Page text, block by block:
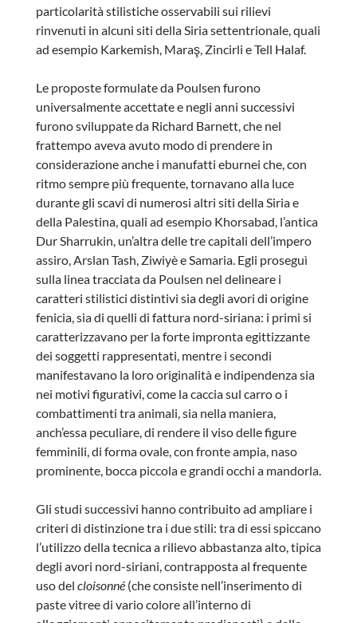
particolarità stilistiche osservabili sui rilievi
rinvenuti in alcuni siti della Siria settentrionale, quali
ad esempio Karkemish, Maraş, Zincirli e Tell Halaf.
Le proposte formulate da Poulsen furono
universalmente accettate e negli anni successivi
furono sviluppate da Richard Barnett, che nel
frattempo aveva avuto modo di prendere in
considerazione anche i manufatti eburnei che, con
ritmo sempre più frequente, tornavano alla luce
durante gli scavi di numerosi altri siti della Siria e
della Palestina, quali ad esempio Khorsabad, l’antica
Dur Sharrukin, un’altra delle tre capitali dell’impero
assiro, Arslan Tash, Ziwiyè e Samaria. Egli proseguì
sulla linea tracciata da Poulsen nel delineare i
caratteri stilistici distintivi sia degli avori di origine
fenicia, sia di quelli di fattura nord-siriana: i primi si
caratterizzavano per la forte impronta egittizzante
dei soggetti rappresentati, mentre i secondi
manifestavano la loro originalità e indipendenza sia
nei motivi figurativi, come la caccia sul carro o i
combattimenti tra animali, sia nella maniera,
anch’essa peculiare, di rendere il viso delle figure
femminili, di forma ovale, con fronte ampia, naso
prominente, bocca piccola e grandi occhi a mandorla.
Gli studi successivi hanno contribuito ad ampliare i
criteri di distinzione tra i due stili: tra di essi spiccano
l’utilizzo della tecnica a rilievo abbastanza alto, tipica
degli avori nord-siriani, contrapposta al frequente
uso del cloisonné(che consiste nell’inserimento di
paste vitree di vario colore all’interno di